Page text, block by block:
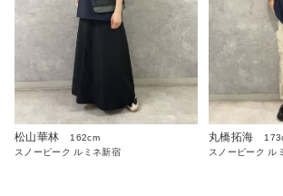
松山華林
162cm
スノーピーク ルミネ新宿
丸橋拓海
スノーピーク ル